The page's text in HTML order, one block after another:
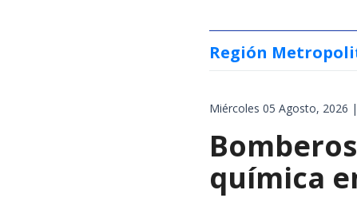
Región
Miércoles 05 Agosto, 2026
química